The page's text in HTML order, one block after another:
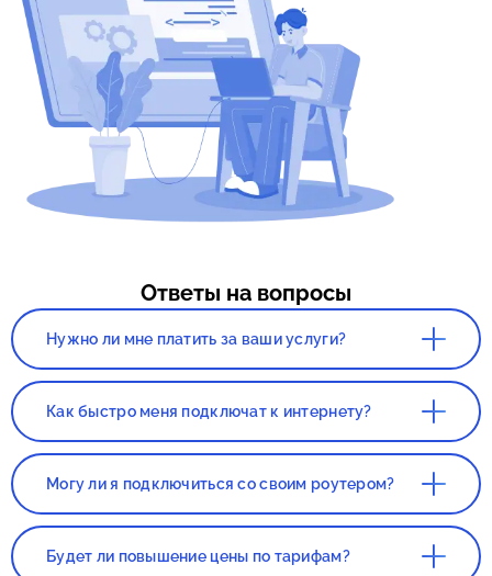
Ответы на вопросы
Нужно ли мне платить за ваши услуги?
Нет. Сервис, а так же консультация со
Как быстро меня подключат к интернету?
Все зависит от нагруженности вашего
подключают в течении 1-2 дней с момента
Могу ли я подключиться со своим роутером?
Да, вы сможете подключиться со своим
приобретаться в магазине, если
Будет ли повышение цены по тарифам?